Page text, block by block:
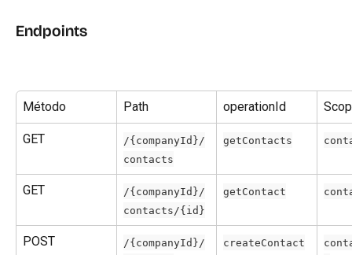
Endpoints
Método Path operationId
GET
/{companyId}/
contacts
getContacts
GET
/{companyId}/
contacts/{id}
getContact
POST
/{companyId}/
createContact